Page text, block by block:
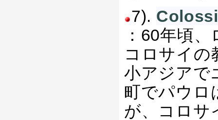
7).
：60年頃
コロサイの
小アジアで
町でパウロ
が、コロサ